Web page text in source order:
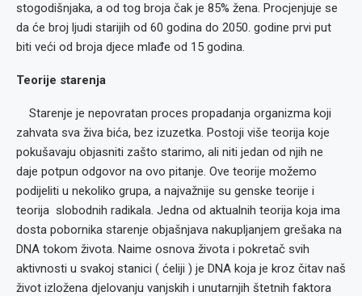
stogodišnjaka, a od tog broja čak je 85% žena. Procjenjuje se
da će broj ljudi starijih od 60 godina do 2050. godine prvi put
biti veći od broja djece mlađe od 15 godina.
Teorije starenja
Starenje je nepovratan proces propadanja organizma koji
zahvata sva živa bića, bez izuzetka. Postoji više teorija koje
pokušavaju objasniti zašto starimo, ali niti jedan od njih ne
daje potpun odgovor na ovo pitanje. Ove teorije možemo
podijeliti u nekoliko grupa, a najvažnije su genske teorije i
teorija slobodnih radikala. Jedna od aktualnih teorija koja ima
dosta pobornika starenje objašnjava nakupljanjem grešaka na
DNA tokom života. Naime osnova života i pokretač svih
aktivnosti u svakoj stanici ( ćeliji ) je DNA koja je kroz čitav naš
život izložena djelovanju vanjskih i unutarnjih štetnih faktora